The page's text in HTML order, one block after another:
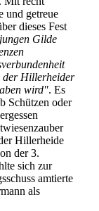
und getreue
dieses Fest
Gilde
der Hillerheider
wird". Es
Schützen oder
Hillerheide
der 3.
sich zur
amtierte
als